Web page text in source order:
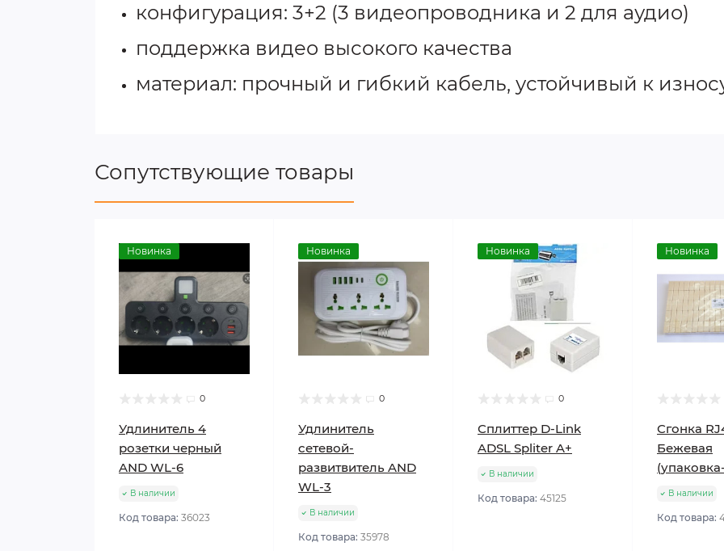
конфигурация: 3+2 (3 видеопроводника и 2 для аудио)
поддержка видео высокого качества
материал: прочный и гибкий кабель, устойчивый к
Сопутствующие товары
Новинка
0
Удлинитель 4
розетки черный
AND WL-6
В наличии
Код товара: 36023
Новинка
0
Удлинитель
сетевой-
развитвитель AND
WL-3
В наличии
Код товара: 35978
Новинка
0
Сплиттер D-Link
ADSL Spliter A+
В наличии
Код товара: 45125
Новинка
Сгонка
Бежевая
В наличии
Код товара: